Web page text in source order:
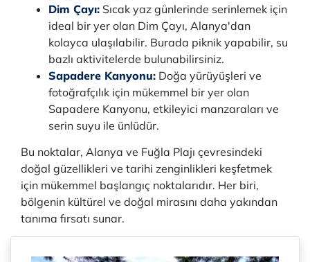
Dim Çayı: Sıcak yaz günlerinde serinlemek için
ideal bir yer olan Dim Çayı, Alanya'dan
kolayca ulaşılabilir. Burada piknik yapabilir, su
bazlı aktivitelerde bulunabilirsiniz.
Sapadere Kanyonu: Doğa yürüyüşleri ve
fotoğrafçılık için mükemmel bir yer olan
Sapadere Kanyonu, etkileyici manzaraları ve
serin suyu ile ünlüdür.
Bu noktalar, Alanya ve Fuğla Plajı çevresindeki
doğal güzellikleri ve tarihi zenginlikleri keşfetmek
için mükemmel başlangıç noktalarıdır. Her biri,
bölgenin kültürel ve doğal mirasını daha yakından
tanıma fırsatı sunar.